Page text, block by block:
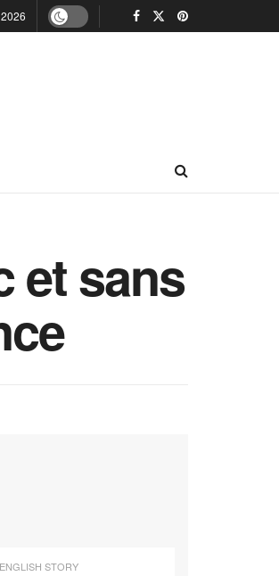
et sans
ENGLISH STORY